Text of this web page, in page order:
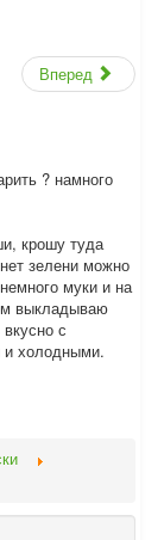
Вперед
? намного
крошу туда
зелени можно
муки и на
выкладываю
с
и холодными.